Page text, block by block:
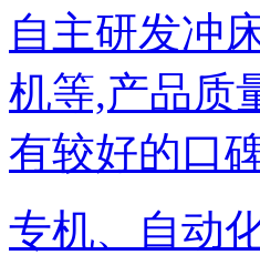
自主研发冲
机等,产品质
有较好的口
专机、自动